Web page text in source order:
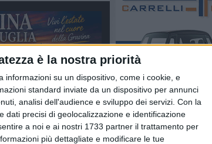
è la nostra priorità
informazioni su un dispositivo, come i cookie, e
standard inviate da un dispositivo per annunci
analisi dell'audience e sviluppo dei servizi. Con la
dati precisi di geolocalizzazione e identificazione
a noi e ai nostri 1733 partner il trattamento per
più dettagliate e modificare le tue